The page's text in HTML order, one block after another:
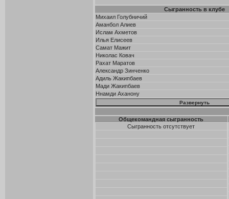
Сыгранность в клубе
Михаил Голубничий
Аманбол Алиев
Ислам Ахметов
Илья Елисеев
Самат Мажит
Николас Ковач
Рахат Маратов
Александр Зинченко
Адиль Жакипбаев
Мади Жакипбаев
Ннамди Аханону
Общекомандная сыгранность
Сыгранность отсутствует